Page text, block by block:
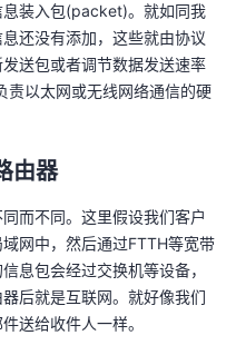
息装入包(packet)。就如同我
还没有添加，这些就由协议
送包或者调节数据发送速率
责以太网或无线网络通信的硬
由器
而不同。这里假设我们客户
网中，然后通过FTTH等宽带
息包会经过交换机等设备，
后就是互联网。就好像我们
送给收件人一样。